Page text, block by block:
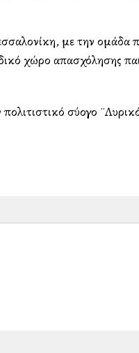
με την ομάδα
χώρο απασχόλησης
σύλλογο